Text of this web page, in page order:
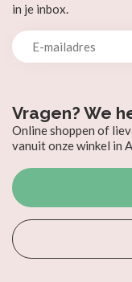
Vragen? We
Online shoppen of
vanuit onze winkel in
in je inbox.